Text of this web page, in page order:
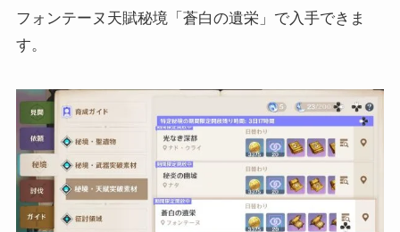
フォンテーヌ天賦秘境「蒼白の遺栄」で入手できま
す。